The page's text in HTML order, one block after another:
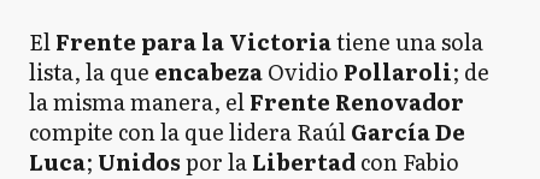
ElFrente para la Victoriatiene una sola
lista, la que encabezaOvidio Pollaroli; de
la misma manera, elFrente Renovador
compite con la que lidera RaúlGarcía De
Luca; Unidospor laLibertadcon Fabio